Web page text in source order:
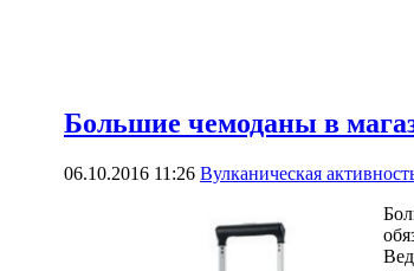
Большие чемоданы в
06.10.2016 11:26 Вулканическая